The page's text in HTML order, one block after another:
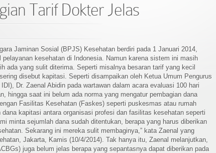
Tarif Dokter Jelas
Jaminan Sosial (BPJS) Kesehatan berdiri pada 1 Januari 2014,
pelayanan kesehatan di Indonesia. Namun karena sistem ini masih
ada yang sulit diterima. Seperti misalnya besaran tarif yang kecil
disebut kapitasi. Seperti disampaikan oleh Ketua Umum Pengurus
Dr. Zaenal Abidin pada wartawan dalam acara evaluasi 100 hari
hingga saat ini belum ada norma yang mengatur pembagian dana
Fasilitas Kesehatan (Faskes) seperti puskesmas atau rumah
kapitasi antara organisasi profesi dan fasilitas kesehatan seperti
minta sejumlah dana sudah ditentukan, berapa yang harus diberikan
Sekarang ini mereka sulit membaginya,” kata Zaenal yang
Jakarta, Kamis (10/4/2014). Tak hanya itu, Zaenal melanjutkan,
juga belum jelas berapa yang sepantasnya dapat diberikan pada